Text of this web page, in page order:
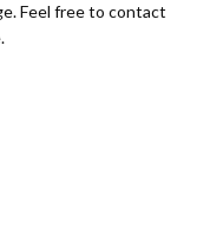
Feel free to contact